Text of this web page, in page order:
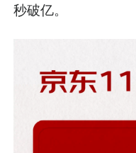
秒破亿。